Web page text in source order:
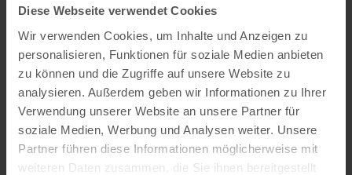
Diese Webseite verwendet Cookies
Wir verwenden Cookies, um Inhalte und Anzeigen zu
personalisieren, Funktionen für soziale Medien anbieten
zu können und die Zugriffe auf unsere Website zu
analysieren. Außerdem geben wir Informationen zu Ihrer
Verwendung unserer Website an unsere Partner für
soziale Medien, Werbung und Analysen weiter. Unsere
Partner führen diese Informationen möglicherweise mit
weiteren Daten zusammen, die Sie ihnen bereitgestellt